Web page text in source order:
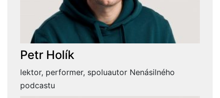
Petr Holík
lektor, performer, spoluautor Nenásilného
podcastu